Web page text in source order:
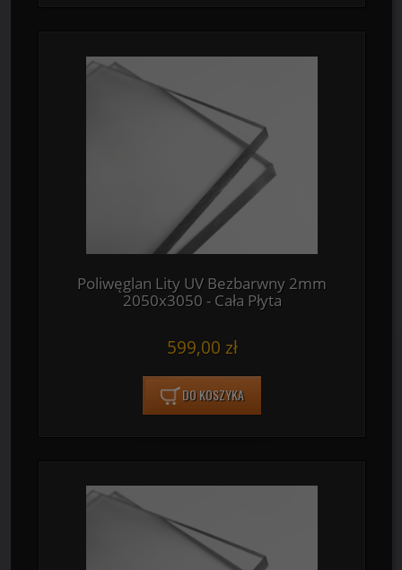
Poliwęglan Lity UV Bezbarwny 2mm
2050x3050 - Cała Płyta
599,00 zł
DO KOSZYKA